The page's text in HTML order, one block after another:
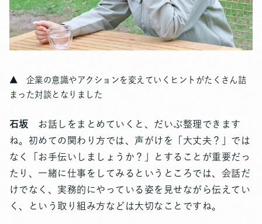
▲ 企業の意識やアクションを変えていくヒントがたくさん詰
まった対談となりました
石坂
お話しをまとめていくと、だいぶ整理できます
ね。初めての関わり方では、声がけを「大丈夫？」では
なく「お手伝いしましょうか？」とすることが重要だっ
たり、一緒に仕事をしてみるというところでは、会話だ
けでなく、実務的にやっている姿を見せながら伝えてい
く、という取り組み方などは大切なことですね。